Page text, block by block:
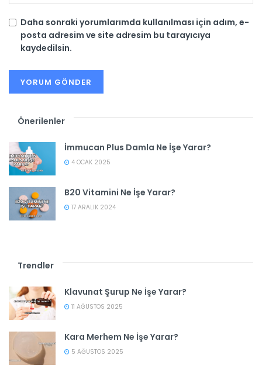
Daha sonraki yorumlarımda kullanılması için adım, e-
posta adresim ve site adresim bu tarayıcıya
kaydedilsin.
Önerilenler
İmmucan Plus Damla Ne İşe Yarar?
4 OCAK 2025
B20 Vitamini Ne İşe Yarar?
17 ARALIK 2024
Trendler
Klavunat Şurup Ne İşe Yarar?
11 AĞUSTOS 2025
Kara Merhem Ne İşe Yarar?
5 AĞUSTOS 2025